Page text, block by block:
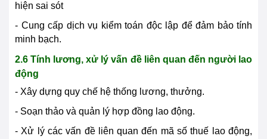
hiện sai sót
- Cung cấp dịch vụ kiểm toán độc lập để đảm bảo tính
minh bạch.
2.6 Tính lương, xử lý vấn đề liên quan đến người lao
động
- Xây dựng quy chế hệ thống lương, thưởng.
- Soạn thảo và quản lý hợp đồng lao động.
- Xử lý các vấn đề liên quan đến mã số thuế lao động,